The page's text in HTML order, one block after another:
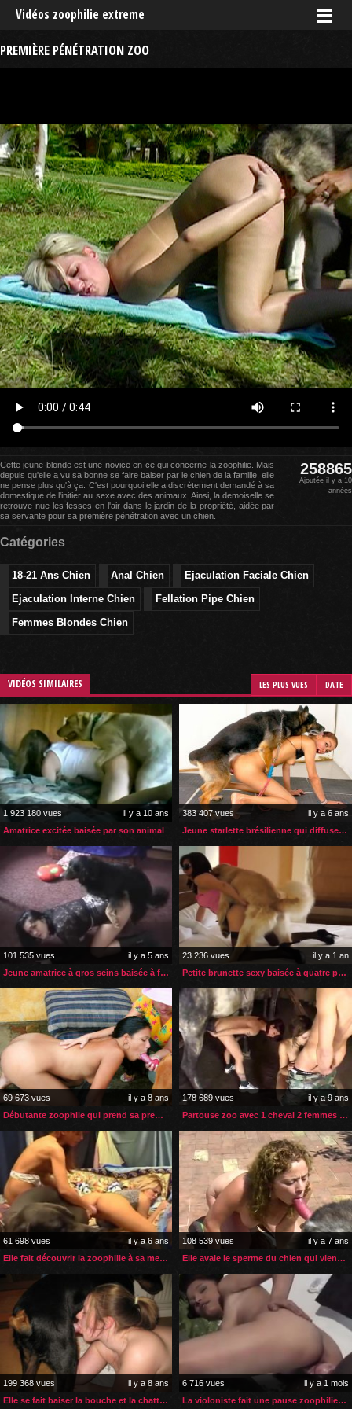
Vidéos zoophilie extreme
PREMIÈRE PÉNÉTRATION ZOO
Cette jeune blonde est une novice en ce qui concerne la zoophilie. Mais
depuis qu'elle a vu sa bonne se faire baiser par le chien de la famille, elle
ne pense plus qu'à ça. C'est pourquoi elle a discrètement demandé à sa
domestique de l'initier au sexe avec des animaux. Ainsi, la demoiselle se
retrouve nue les fesses en l'air dans le jardin de la propriété, aidée par
sa servante pour sa première pénétration avec un chien.
258865
Ajoutée il y a 10
années
Catégories
18-21 Ans Chien Anal Chien
Ejaculation Faciale Chien
Ejaculation Interne Chien
Fellation Pipe Chien
Femmes Blondes Chien
VIDÉOS SIMILAIRES LES PLUS VUES DATE
1 923 180 vues
il y a 10 ans
Amatrice excitée baisée par son animal
383 407 vues
il y a 6 ans
Jeune starlette brésilienne qui diffuse sa vidéo zoophile
101 535 vues
il y a 5 ans
Jeune amatrice à gros seins baisée à fond par son chien
23 236 vues
il y a 1 an
Petite brunette sexy baisée à quatre pattes par son chien
69 673 vues
il y a 8 ans
Débutante zoophile qui prend sa première leçon anale
178 689 vues
il y a 9 ans
Partouse zoo avec 1 cheval 2 femmes et 1 homme
61 698 vues
il y a 6 ans
Elle fait découvrir la zoophilie à sa meilleure amie
108 539 vues
il y a 7 ans
Elle avale le sperme du chien qui vient de l’enculer
199 368 vues
il y a 8 ans
Elle se fait baiser la bouche et la chatte par son chien
6 716 vues
il y a 1 mois
La violoniste fait une pause zoophilie entre deux répétitions